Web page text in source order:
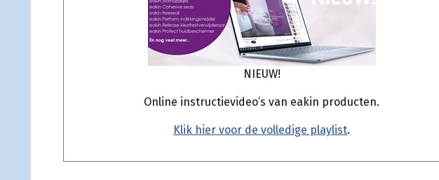
NIEUW!
Online instructievideo’s van eakin producten.
Klik hier voor de volledige playlist.